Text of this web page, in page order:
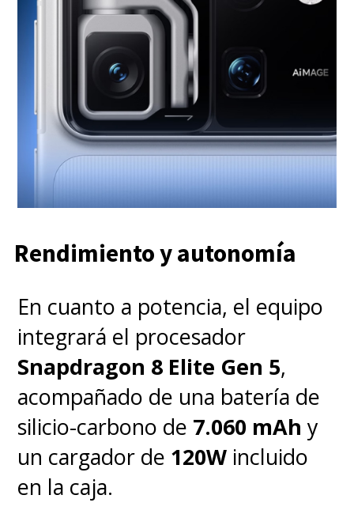
Rendimiento y autonomía
En cuanto a potencia, el equipo
integrará el procesador
Snapdragon 8 Elite Gen 5,
acompañado de una batería de
silicio-carbono de 7.060 mAh y
un cargador de 120W incluido
en la caja.